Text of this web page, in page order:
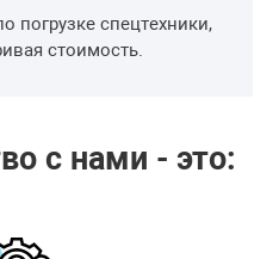
погрузке спецтехники,
стоимость.
с нами - это: